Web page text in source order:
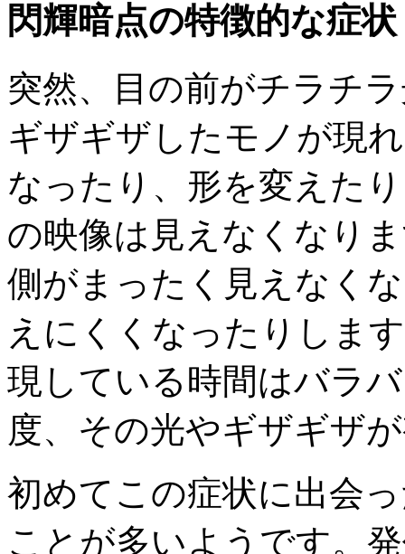
閃輝暗点の特徴的な症状
突然、目の前がチラチ
ギザギザしたモノが現
なったり、形を変えた
の映像は見えなくなり
側がまったく見えなく
えにくくなったりしま
現している時間はバラ
度、その光やギザギザ
初めてこの症状に出会
ことが多いようです。